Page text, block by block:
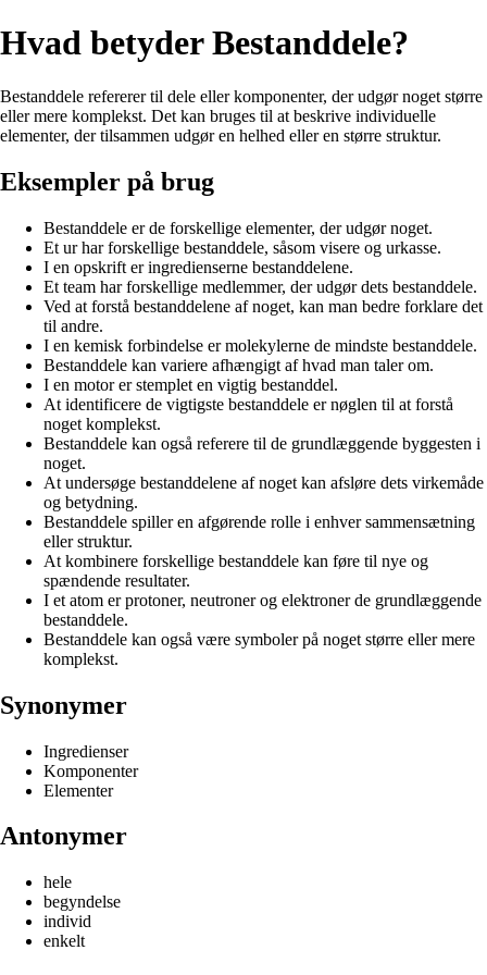
Hvad betyder Bestanddele?
Bestanddele refererer til dele eller komponenter, der udgør noget større
eller mere komplekst. Det kan bruges til at beskrive individuelle
elementer, der tilsammen udgør en helhed eller en større struktur.
Eksempler på brug
Bestanddele er de forskellige elementer, der udgør noget.
Et ur har forskellige bestanddele, såsom visere og urkasse.
I en opskrift er ingredienserne bestanddelene.
Et team har forskellige medlemmer, der udgør dets bestanddele.
Ved at forstå bestanddelene af noget, kan man bedre forklare det
til andre.
I en kemisk forbindelse er molekylerne de mindste bestanddele.
Bestanddele kan variere afhængigt af hvad man taler om.
I en motor er stemplet en vigtig bestanddel.
At identificere de vigtigste bestanddele er nøglen til at forstå
noget komplekst.
Bestanddele kan også referere til de grundlæggende byggesten i
noget.
At undersøge bestanddelene af noget kan afsløre dets virkemåde
og betydning.
Bestanddele spiller en afgørende rolle i enhver sammensætning
eller struktur.
At kombinere forskellige bestanddele kan føre til nye og
spændende resultater.
I et atom er protoner, neutroner og elektroner de grundlæggende
bestanddele.
Bestanddele kan også være symboler på noget større eller mere
komplekst.
Synonymer
Ingredienser
Komponenter
Elementer
Antonymer
hele
begyndelse
individ
enkelt